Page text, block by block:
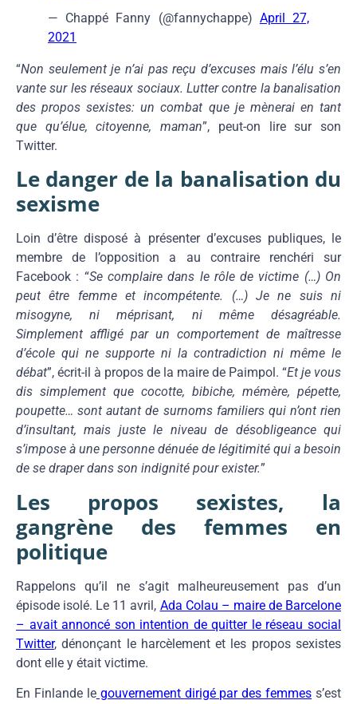
— Chappé Fanny (@fannychappe) April 27,
2021
“Non seulement je n’ai pas reçu d’excuses mais l’élu s’en
vante sur les réseaux sociaux. Lutter contre la banalisation
des propos sexistes: un combat que je mènerai en tant
que qu’élue, citoyenne, maman”, peut-on lire sur son
Twitter.
Le danger de la banalisation du
sexisme
Loin d’être disposé à présenter d’excuses publiques, le
membre de l’opposition a au contraire renchéri sur
Facebook : “Se complaire dans le rôle de victime (…) On
peut être femme et incompétente. (…) Je ne suis ni
misogyne, ni méprisant, ni même désagréable.
Simplement affligé par un comportement de maîtresse
d’école qui ne supporte ni la contradiction ni même le
débat”, écrit-il à propos de la maire de Paimpol. “Et je vous
dis simplement que cocotte, bibiche, mémère, pépette,
poupette… sont autant de surnoms familiers qui n’ont rien
d’insultant, mais juste le niveau de désobligeance qui
s’impose à une personne dénuée de légitimité qui a besoin
de se draper dans son indignité pour exister.”
Les propos sexistes, la
gangrène des femmes en
politique
Rappelons qu’il ne s’agit malheureusement pas d’un
épisode isolé. Le 11 avril, Ada Colau – maire de Barcelone
– avait annoncé son intention de quitter le réseau social
Twitter, dénonçant le harcèlement et les propos sexistes
dont elle y était victime.
En Finlande legouvernement dirigé par des femmes s’est